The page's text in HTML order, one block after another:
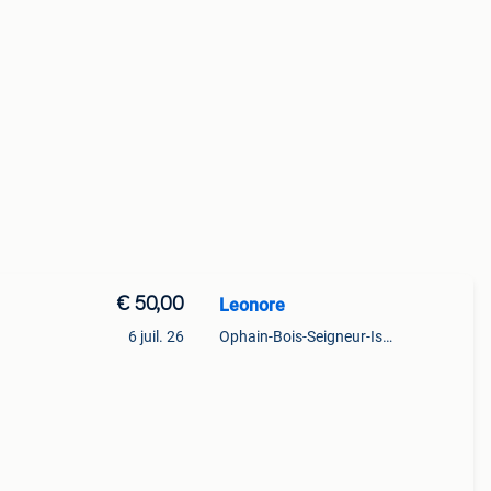
€ 50,00
6 juil. 26
Leonore
Ophain-Bois-Seigneur-Isaac